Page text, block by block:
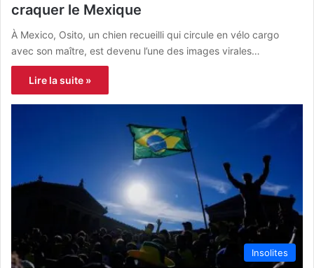
craquer le Mexique
À Mexico, Osito, un chien recueilli qui circule en vélo cargo
avec son maître, est devenu l’une des images virales…
Lire la suite »
Insolites